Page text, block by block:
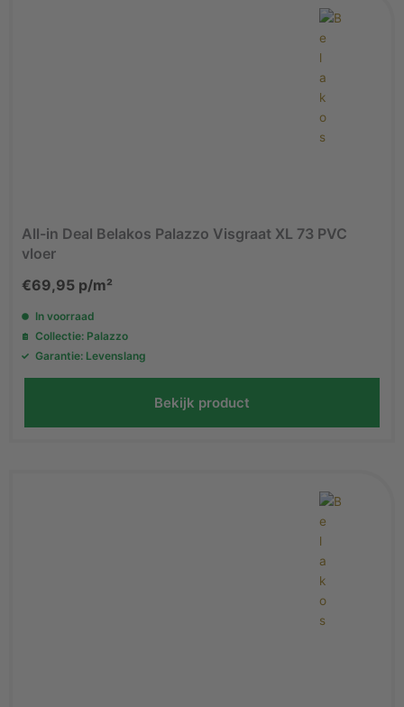
All-in Deal Belakos Palazzo Visgraat XL 73 PVC
vloer
€69,95 p/m²
In voorraad
Collectie: Palazzo
Garantie: Levenslang
Bekijk product